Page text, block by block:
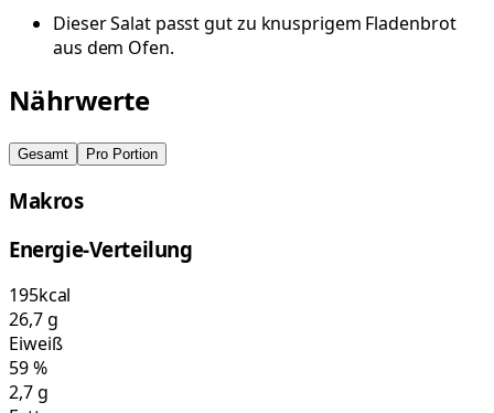
Dieser Salat passt gut zu knusprigem Fladenbrot
aus dem Ofen.
Nährwerte
Gesamt Pro Portion
Makros
Energie-Verteilung
195kcal
26,7g
Eiweiß
59%
2,7g